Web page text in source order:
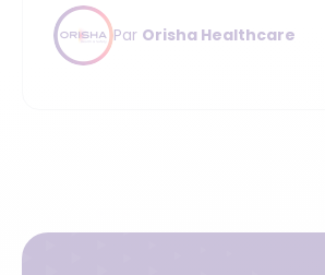
décryptage.
Par Orisha Healthcare